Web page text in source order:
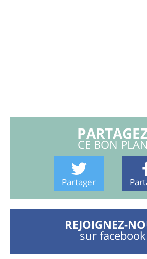
CE BON PLAN
Partager
REJOIGNEZ-
sur facebook